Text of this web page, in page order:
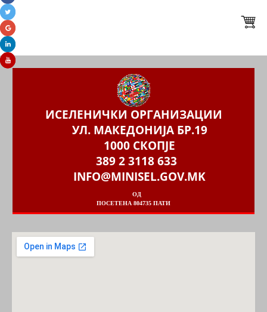
ИСЕЛЕНИЧКИ ОРГАНИЗАЦИИ
УЛ. МАКЕДОНИЈА БР.19
1000 СКОПЈЕ
389 2 3118 633
INFO@MINISEL.GOV.MK
ОД
ПОСЕТЕНА 804735 ПАТИ